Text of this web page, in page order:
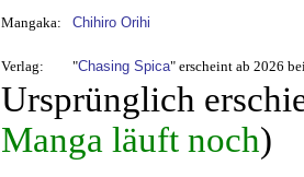
Mangaka: Chihiro Orihi
Verlag: "Chasing Spica" erscheint ab 2026
Ursprünglich
Manga läuft noch)